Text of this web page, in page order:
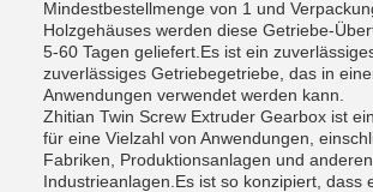
Mindestbestellmenge von 1 und
Holzgehäuses werden diese Getriebe-
5-60 Tagen geliefert.Es ist ein
zuverlässiges Getriebegetriebe, das in
Anwendungen verwendet werden kann.
Zhitian Twin Screw Extruder Gearbox ist
für eine Vielzahl von Anwendungen,
Fabriken, Produktionsanlagen und anderen
Industrieanlagen.Es ist so konzipiert, dass